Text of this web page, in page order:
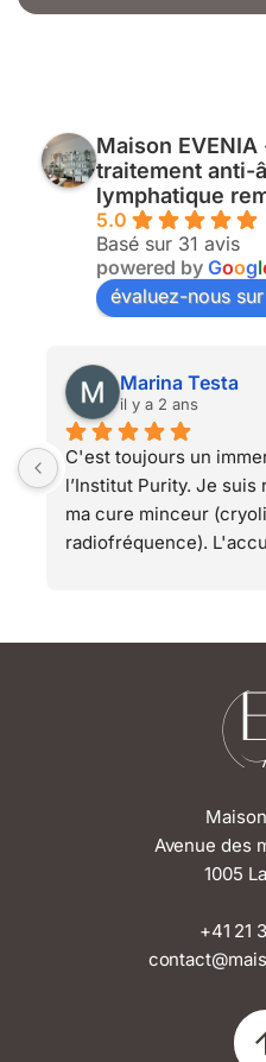
Maison
traitement anti-
lymphatique
5.0
Basé sur 31 avis
powered by Googl
évaluez-nous sur
Marina Testa
il y a 2 ans
C'est toujours un
l’Institut Purity. Je
ma cure minceur
radiofréquence).
Avenue des
1005
+41 21